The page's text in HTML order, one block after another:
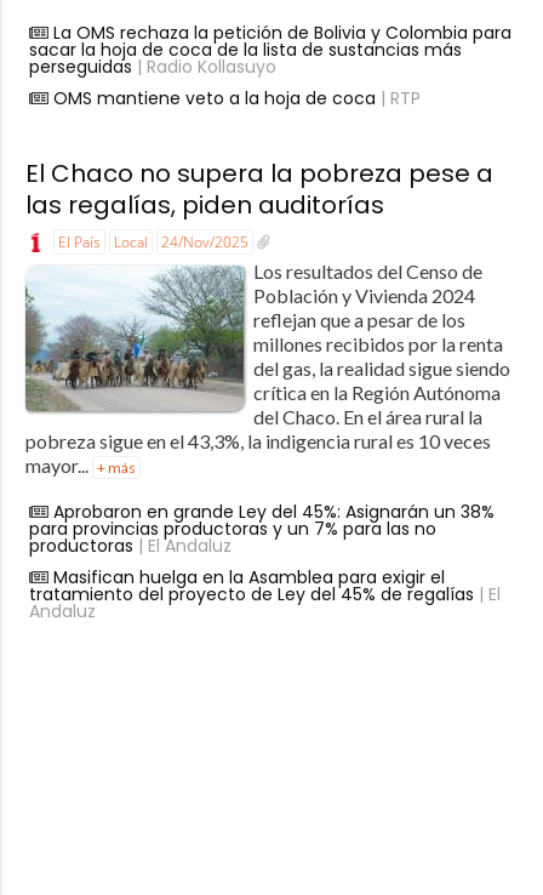
La OMS rechaza la petición de Bolivia y Colombia para
sacar la hoja de coca de la lista de sustancias más
perseguidas | Radio Kollasuyo
OMS mantiene veto a la hoja de coca | RTP
El Chaco no supera la pobreza pese a
las regalías, piden auditorías
El País Local 24/Nov/2025
Los resultados del Censo de
Población y Vivienda 2024
reflejan que a pesar de los
millones recibidos por la renta
del gas, la realidad sigue siendo
crítica en la Región Autónoma
del Chaco. En el área rural la
pobreza sigue en el 43,3%, la indigencia rural es 10 veces
mayor... + más
Aprobaron en grande Ley del 45%: Asignarán un 38%
para provincias productoras y un 7% para las no
productoras | El Andaluz
Masifican huelga en la Asamblea para exigir el
tratamiento del proyecto de Ley del 45% de regalías | El
Andaluz